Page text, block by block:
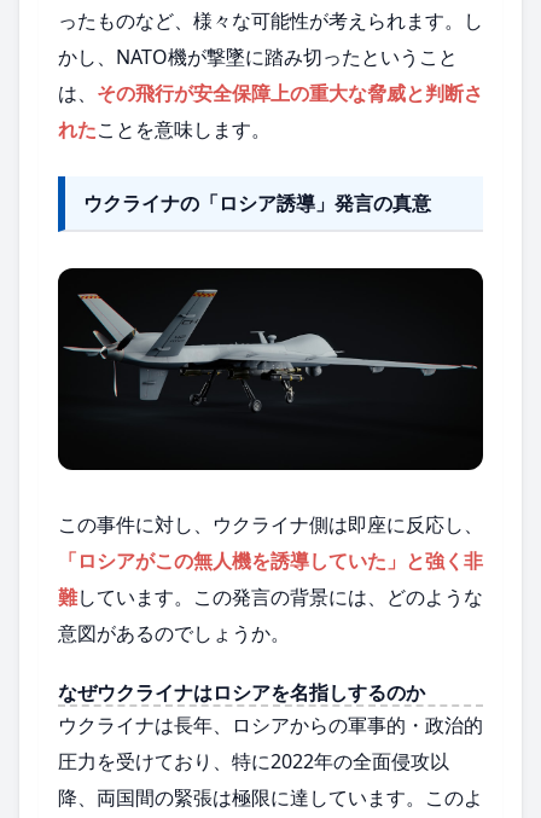
ったものなど、様々な可能性が考えられます。し
かし、NATO機が撃墜に踏み切ったということ
は、 その飛行が安全保障上の重大な脅威と判断さ
れたことを意味します。
ウクライナの「ロシア誘導」発言の真意
この事件に対し、ウクライナ側は即座に反応し、
「ロシアがこの無人機を誘導していた」と強く非
難しています。この発言の背景には、どのような
意図があるのでしょうか。
なぜウクライナはロシアを名指しするのか
ウクライナは長年、ロシアからの軍事的・政治的
圧力を受けており、特に2022年の全面侵攻以
降、両国間の緊張は極限に達しています。このよ